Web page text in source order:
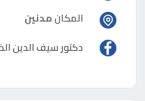
المكانمدنين
دكتورسيف الدين